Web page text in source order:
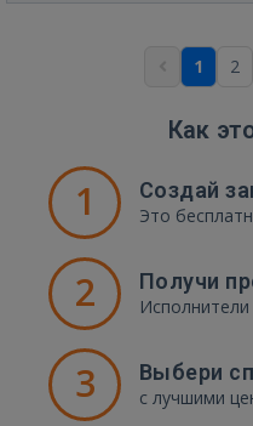
1 2
Как
1 Создай
Это
2 Получи
3 Выбери
с лучшими